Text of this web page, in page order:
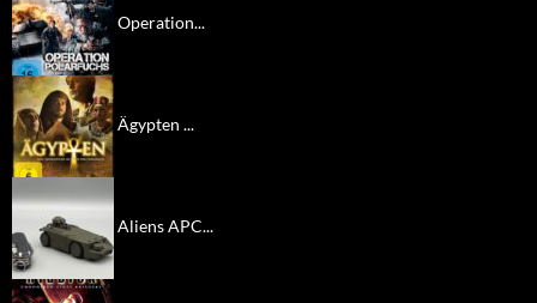
Operation...
Ägypten ...
Aliens APC...